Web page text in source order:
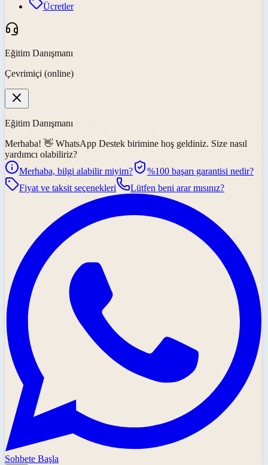
Ücretler
Eğitim Danışmanı
Çevrimiçi (online)
Eğitim Danışmanı
Merhaba! 👋 WhatsApp Destek birimine hoş geldiniz. Size nasıl
yardımcı olabiliriz?
Merhaba, bilgi alabilir miyim?
%100 başarı garantisi nedir?
Fiyat ve taksit seçenekleri
Lütfen beni arar mısınız?
Sohbete Başla